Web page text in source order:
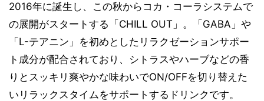
2016年に誕生し、この秋からコカ・コーラシステムで
の展開がスタートする「CHILL OUT」。「GABA」や
「L-テアニン」を初めとしたリラクゼーションサポー
ト成分が配合されており、シトラスやハーブなどの香
りとスッキリ爽やかな味わいでON/OFFを切り替えた
いリラックスタイムをサポートするドリンクです。